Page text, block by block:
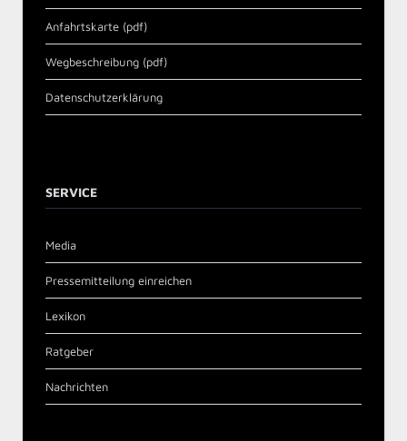
Anfahrtskarte (pdf)
Wegbeschreibung (pdf)
Datenschutzerklärung
SERVICE
Media
Pressemitteilung einreichen
Lexikon
Ratgeber
Nachrichten